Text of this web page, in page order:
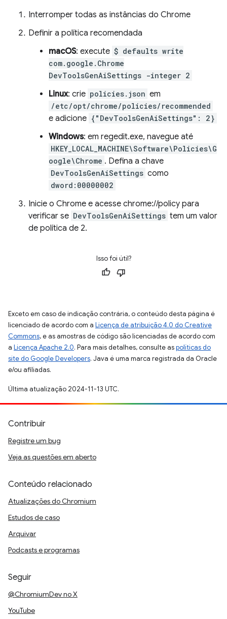
Interromper todas as instâncias do Chrome
Definir a política recomendada
macOS: execute $ defaults write
com.google.Chrome
DevToolsGenAiSettings -integer 2
Linux: crie policies.json em
/etc/opt/chrome/policies/recommended
e adicione {"DevToolsGenAiSettings": 2}
Windows: em regedit.exe, navegue até
HKEY_LOCAL_MACHINE\Software\Policies\G
oogle\Chrome . Defina a chave
DevToolsGenAiSettings como
dword:00000002
Inicie o Chrome e acesse chrome://policy para
verificar se DevToolsGenAiSettings tem um valor
de política de 2.
Isso foi útil?
Exceto em caso de indicação contrária, o conteúdo desta página é
licenciado de acordo com a Licença de atribuição 4.0 do Creative
Commons, e as amostras de código são licenciadas de acordo com
a Licença Apache 2.0. Para mais detalhes, consulte aspolíticas do
site do Google Developers. Java é uma marca registrada da Oracle
e/ou afiliadas.
Última atualização 2024-11-13 UTC.
Contribuir
Registre um bug
Veja as questões em aberto
Conteúdo relacionado
Atualizações do Chromium
Estudos de caso
Arquivar
Podcasts e programas
Seguir
@ChromiumDev no X
YouTube